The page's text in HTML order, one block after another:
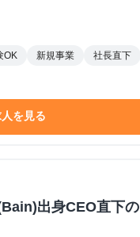
OK 新規事業
社長直下
を見る
出身CEO直下の